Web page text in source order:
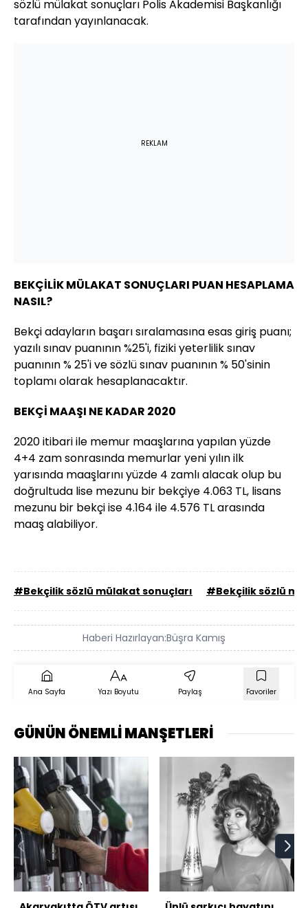
sözlü mülakat sonuçları Polis Akademisi Başkanlığı
tarafından yayınlanacak.
REKLAM
BEKÇİLİK MÜLAKAT SONUÇLARI PUAN HESAPLAMA
NASIL?
Bekçi adayların başarı sıralamasına esas giriş puanı;
yazılı sınav puanının %25'i, fiziki yeterlilik sınav
puanının % 25'i ve sözlü sınav puanının % 50'sinin
toplamı olarak hesaplanacaktır.
BEKÇİ MAAŞI NE KADAR 2020
2020 itibari ile memur maaşlarına yapılan yüzde
4+4 zam sonrasında memurlar yeni yılın ilk
yarısında maaşlarını yüzde 4 zamlı alacak olup bu
doğrultuda lise mezunu bir bekçiye 4.063 TL, lisans
mezunu bir bekçi ise 4.164 ile 4.576 TL arasında
maaş alabiliyor.
#Bekçilik sözlü mülakat sonuçları #Bekçilik sözlü
Haberi Hazırlayan:Büşra Kamış
Ana Sayfa Yazı Boyutu Paylaş Favoriler
GÜNÜN ÖNEMLİ MANŞETLERİ